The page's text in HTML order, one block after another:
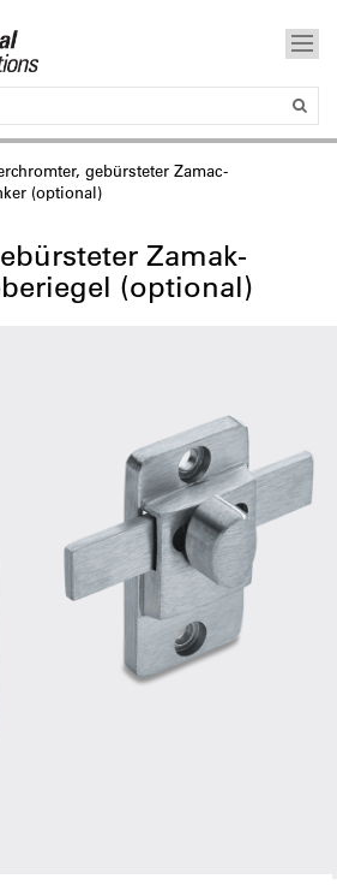
gebürsteter Zamac-
(optional)
Zamak-
(optional)